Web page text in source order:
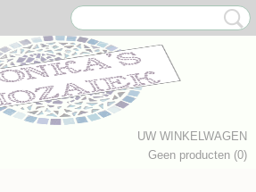
UW WINKELWAGEN
Geen producten (0)